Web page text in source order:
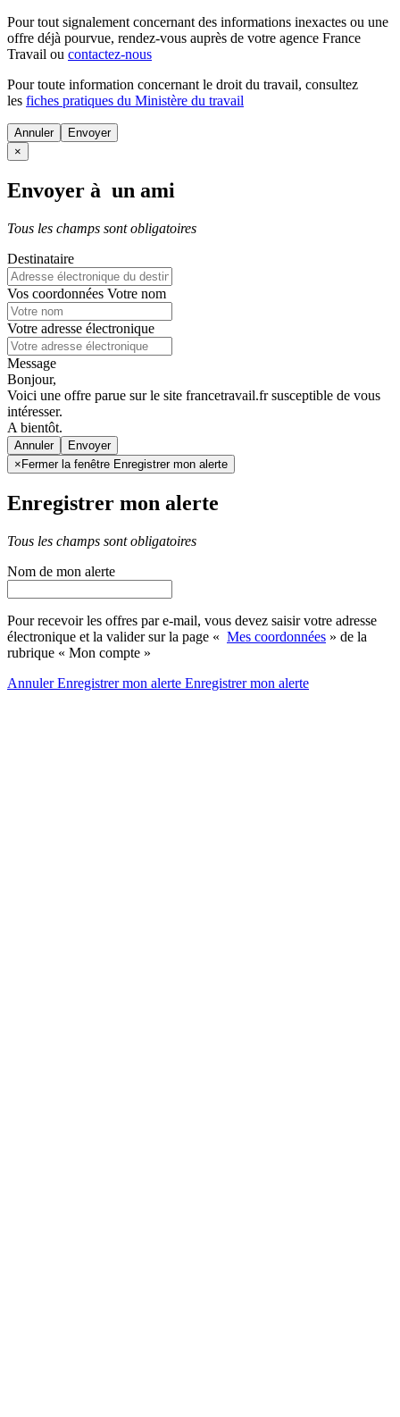
Pour tout signalement concernant des informations inexactes ou une
offre déjà pourvue, rendez-vous auprès de votre agence France
Travail ou contactez-nous
Pour toute information concernant le droit du travail, consultez
les fiches pratiques du Ministère du travail
Annuler
×
Envoyer à un ami
Tous les champs sont obligatoires
Destinataire
Vos coordonnées Votre nom
Votre adresse électronique
Message
Bonjour,
Voici une offre parue sur le site francetravail.fr susceptible de vous
intéresser.
A bientôt.
Annuler
× Fermer la fenêtre Enregistrer mon alerte
Enregistrer mon alerte
Tous les champs sont obligatoires
Nom de mon alerte
Pour recevoir les offres par e-mail, vous devez saisir votre adresse
électronique et la valider sur la page « Mes coordonnées » de la
rubrique « Mon compte »
AnnulerEnregistrer mon alerte Enregistrermon alerte